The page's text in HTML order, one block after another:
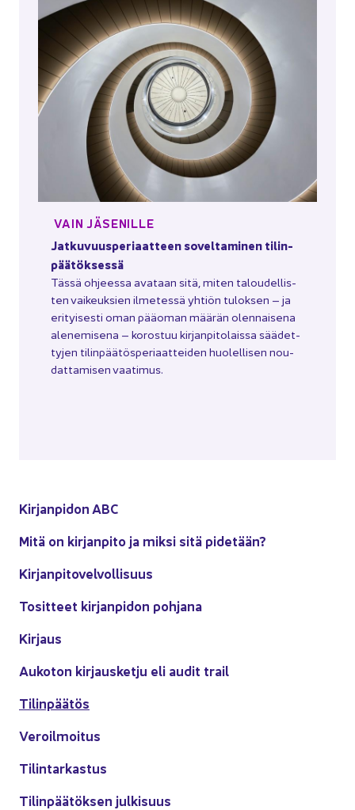
Kir­jan­pi­don ABC
Mitä on kir­jan­pi­to ja miksi sitä pi­de­tään?
Kir­jan­pi­to­vel­vol­li­suus
To­sit­teet kir­jan­pi­don poh­ja­na
Kir­jaus
Au­ko­ton kir­jaus­ket­ju eli audit trail
Ti­lin­pää­tös
Ve­roil­moi­tus
Ti­lin­tar­kas­tus
Ti­lin­pää­tök­sen jul­ki­suus
VAIN JÄ­SE­NIL­LE
Jat­ku­vuus­pe­ri­aat­teen so­vel­ta­mi­nen ti­lin­
pää­tök­ses­sä
Tässä oh­jees­sa ava­taan sitä, miten ta­lou­del­lis­
ten vai­keuk­sien il­me­tes­sä yh­tiön tu­lok­sen – ja
eri­tyi­ses­ti oman pää­oman mää­rän olen­nai­se­na
ale­ne­mi­se­na – ko­ros­tuu kir­jan­pi­to­lais­sa sää­det­
ty­jen ti­lin­pää­tös­pe­ri­aat­tei­den huo­lel­li­sen nou­
dat­ta­mi­sen vaa­ti­mus.